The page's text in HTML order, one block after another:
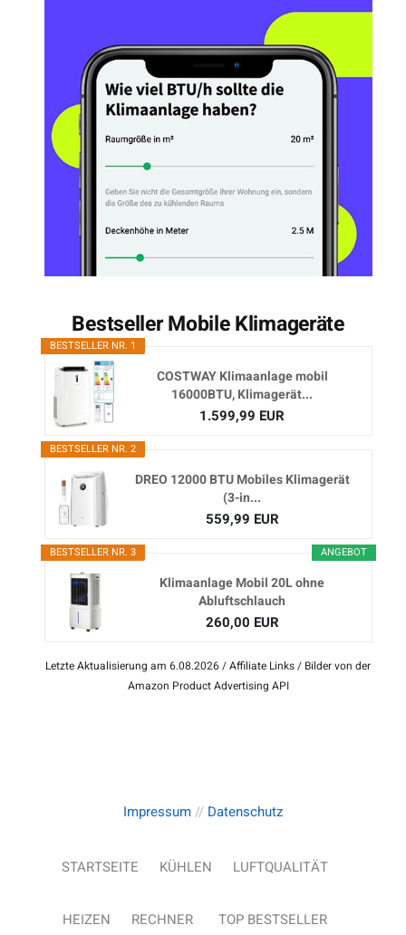
Bestseller Mobile Klimageräte
BESTSELLER NR. 1
COSTWAY Klimaanlage mobil
16000BTU, Klimagerät...
1.599,99 EUR
BESTSELLER NR. 2
DREO 12000 BTU Mobiles Klimagerät
(3-in...
559,99 EUR
ANGEBOT
BESTSELLER NR. 3
Klimaanlage Mobil 20L ohne
Abluftschlauch
260,00 EUR
Letzte Aktualisierung am 6.08.2026 / Affiliate Links / Bilder von der
Amazon Product Advertising API
Impressum// Datenschutz
STARTSEITE KÜHLEN LUFTQUALITÄT
HEIZEN RECHNER TOP BESTSELLER